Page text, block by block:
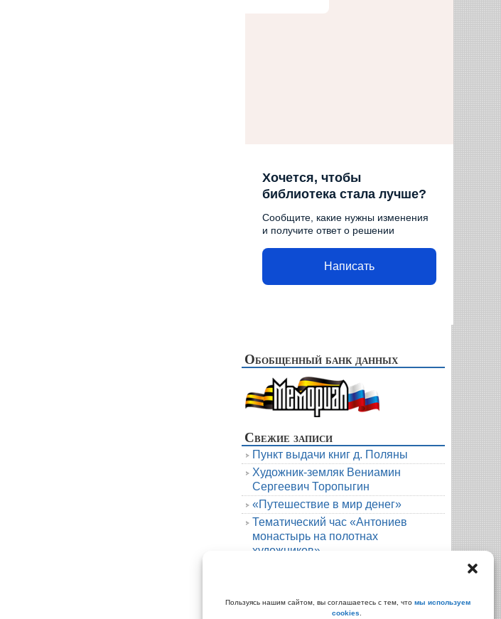
Пользуясь нашим сайтом, вы соглашаетесь с тем, что мы используем
cookies
Хочется, чтобы
библиотека стала лучше?
Сообщите, какие нужны изменения
и получите ответ о решении
Написать
Обобщенный банк данных
Свежие записи
Пункт выдачи книг д. Поляны
Художник-земляк Вениамин
Сергеевич Торопыгин
«Путешествие в мир денег»
Тематический час «Антониев
монастырь на полотнах
художников»
Архивы